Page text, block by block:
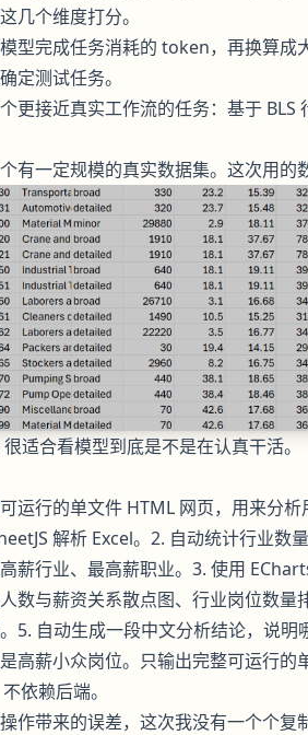
几个维度打分。
型完成任务消耗的 token，再换算成
定测试任务。
更接近真实工作流的任务：基于
有一定规模的真实数据集。这次用的
适合看模型到底是不是在认真干活。
运行的单文件 HTML 网页，用来分析
解析 Excel。2. 自动统计行业数
薪行业、最高薪职业。3. 使用
数与薪资关系散点图、行业岗位数
5. 自动生成一段中文分析结论，说明
高薪小众岗位。只输出完整可运行的
依赖后端。
作带来的误差，这次我没有一个个